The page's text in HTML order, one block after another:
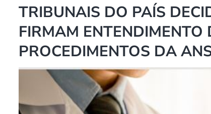
TRIBUNAIS DO PAÍS
FIRMAM ENTENDIMENTO
PROCEDIMENTOS DA